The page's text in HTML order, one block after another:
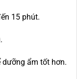
15 phút.
dưỡng ẩm tốt hơn.